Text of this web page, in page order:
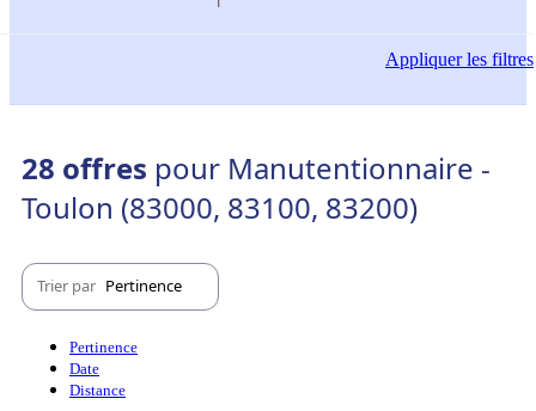
Appliquerles filtres
28 offres pour Manutentionnaire -
Toulon (83000, 83100, 83200)
Trier par Pertinence
Pertinence
Date
Distance